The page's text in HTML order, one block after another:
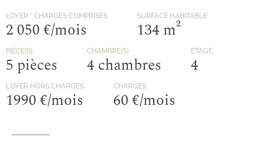
LOYER * CHARGES COMPRISES
2 050 €/mois
SURFACE HABITABLE
134 m²
PIÈCE(S)
5 pièces
CHAMBRE(S)
4 chambres
ETAGE
4
LOYER HORS CHARGES
1990 €/mois
CHARGES
60 €/mois